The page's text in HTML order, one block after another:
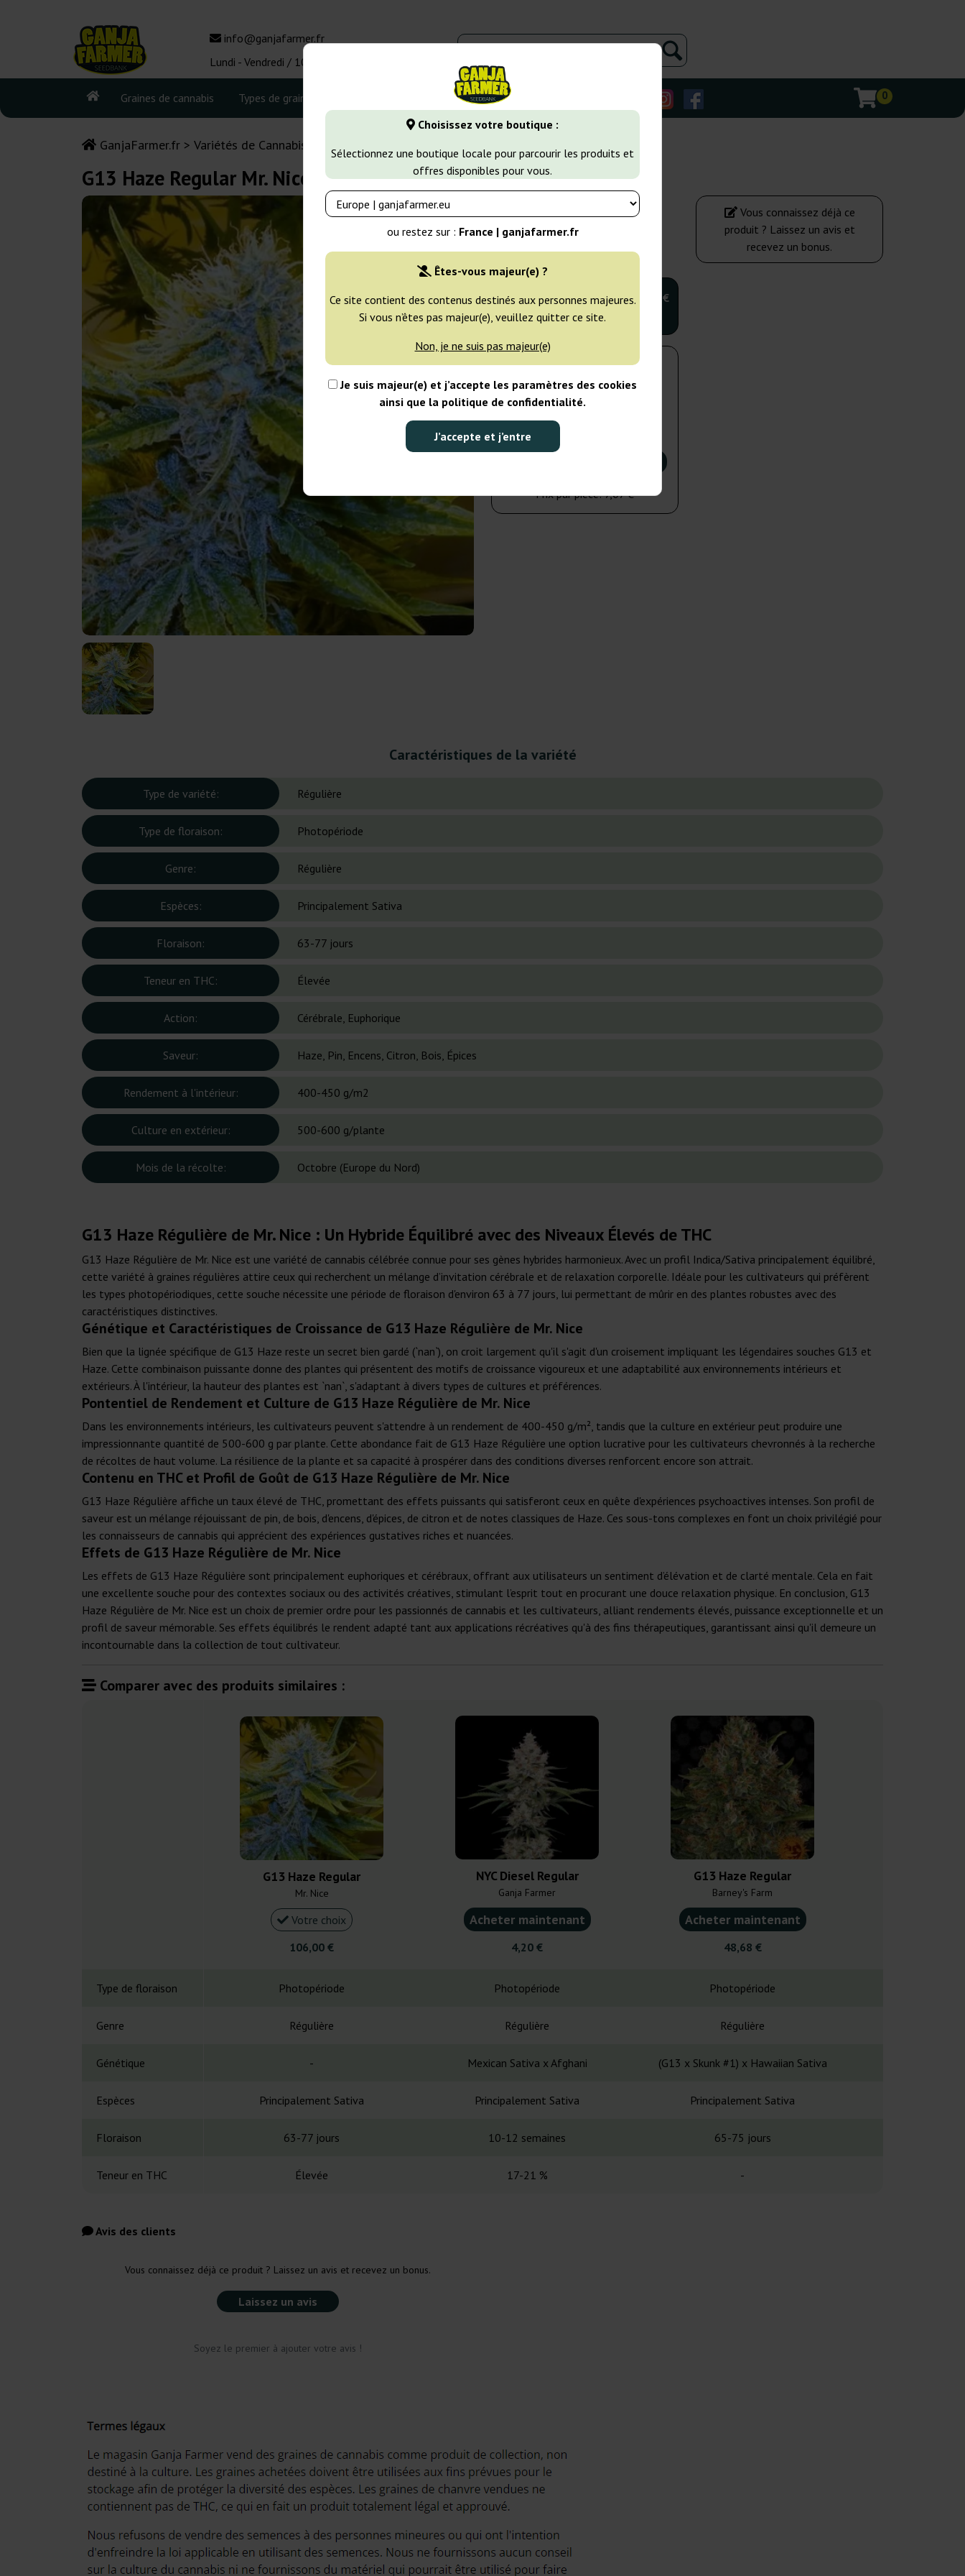
Choisissez votre boutique :
Sélectionnez une boutique locale pour parcourir les produits et
offres disponibles pour vous.
ou restez sur : France | ganjafarmer.fr
Êtes-vous majeur(e) ?
Ce site contient des contenus destinés aux personnes majeures.
Si vous n’êtes pas majeur(e), veuillez quitter ce site.
Non, je ne suis pas majeur(e)
Je suis majeur(e) et j’accepte les paramètres des cookies
ainsi que la politique de confidentialité.
J’accepte et j’entre
info@ganjafarmer.fr
Lundi - Vendredi / 10:00 - 16:00
Graines de cannabis Types de graines Variétés de cannabis 0
GanjaFarmer.fr Variétés de Cannabis
G13 Haze Regular Mr. Nice
Mr. Nice
15 graines
EXPÉD. 3-7 JOURS
106,00 €
15 graines
106,00 €
Nombre de paquets :
Prix par pièce:7,07 €
Vous connaissez déjà ce
produit ? Laissez un avis et
recevez un bonus.
Caractéristiques de la variété
Type de variété: Régulière
Type de floraison: Photopériode
Genre: Régulière
Espèces: Principalement Sativa
Floraison: 63-77 jours
Teneur en THC: Élevée
Action: Cérébrale, Euphorique
Saveur: Haze, Pin, Encens, Citron, Bois, Épices
Rendement à l'intérieur: 400-450 g/m2
Culture en extérieur: 500-600 g/plante
Mois de la récolte: Octobre (Europe du Nord)
G13 Haze Régulière de Mr. Nice : Un Hybride Équilibré avec des Niveaux Élevés de THC
G13 Haze Régulière de Mr. Nice est une variété de cannabis célébrée connue pour ses gènes hybrides harmonieux. Avec un profil Indica/Sativa principalement équilibré,
cette variété à graines régulières attire ceux qui recherchent un mélange d’invitation cérébrale et de relaxation corporelle. Idéale pour les cultivateurs qui préfèrent
les types photopériodiques, cette souche nécessite une période de floraison d'environ 63 à 77 jours, lui permettant de mûrir en des plantes robustes avec des
caractéristiques distinctives.
Génétique et Caractéristiques de Croissance de G13 Haze Régulière de Mr. Nice
Bien que la lignée spécifique de G13 Haze reste un secret bien gardé (`nan`), on croit largement qu'il s'agit d'un croisement impliquant les légendaires souches G13 et
Haze. Cette combinaison puissante donne des plantes qui présentent des motifs de croissance vigoureux et une adaptabilité aux environnements intérieurs et
extérieurs. À l'intérieur, la hauteur des plantes est `nan`, s'adaptant à divers types de cultures et préférences.
Pontentiel de Rendement et Culture de G13 Haze Régulière de Mr. Nice
Dans les environnements intérieurs, les cultivateurs peuvent s'attendre à un rendement de 400-450 g/m², tandis que la culture en extérieur peut produire une
impressionnante quantité de 500-600 g par plante. Cette abondance fait de G13 Haze Régulière une option lucrative pour les cultivateurs chevronnés à la recherche
de récoltes de haut volume. La résilience de la plante et sa capacité à prospérer dans des conditions diverses renforcent encore son attrait.
Contenu en THC et Profil de Goût de G13 Haze Régulière de Mr. Nice
G13 Haze Régulière affiche un taux élevé de THC, promettant des effets puissants qui satisferont ceux en quête d'expériences psychoactives intenses. Son profil de
saveur est un mélange réjouissant de pin, de bois, d'encens, d'épices, de citron et de notes classiques de Haze. Ces sous-tons complexes en font un choix privilégié pour
les connaisseurs de cannabis qui apprécient des expériences gustatives riches et nuancées.
Effets de G13 Haze Régulière de Mr. Nice
Les effets de G13 Haze Régulière sont principalement euphoriques et cérébraux, offrant aux utilisateurs un sentiment d’élévation et de clarté mentale. Cela en fait
une excellente souche pour des contextes sociaux ou des activités créatives, stimulant l’esprit tout en procurant une douce relaxation physique. En conclusion, G13
Haze Régulière de Mr. Nice est un choix de premier ordre pour les passionnés de cannabis et les cultivateurs, alliant rendements élevés, puissance exceptionnelle et un
profil de saveur mémorable. Ses effets équilibrés le rendent adapté tant aux applications récréatives qu'à des fins thérapeutiques, garantissant ainsi qu'il demeure un
incontournable dans la collection de tout cultivateur.
Comparer avec des produits similaires :
G13 Haze Regular
Mr. Nice
Votre choix
106,00 €
NYC Diesel Regular
Ganja Farmer
Acheter maintenant
4,20 €
G13 Haze Regular
Barney's Farm
Acheter maintenant
48,68 €
Type de floraison Photopériode Photopériode Photopériode
Genre Régulière Régulière Régulière
Génétique - Mexican Sativa x Afghani (G13 x Skunk #1) x Hawaiian Sativa
Espèces Principalement Sativa Principalement Sativa Principalement Sativa
Floraison 63-77 jours 10-12 semaines 65-75 jours
Teneur en THC Élevée 17-21 % -
Avis des clients
Vous connaissez déjà ce produit ? Laissez un avis et recevez un bonus.
Laissez un avis
Soyez le premier à ajouter votre avis !